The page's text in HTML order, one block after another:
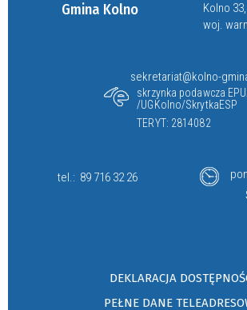
Gmina Kolno
Kolno
woj.
sekretariat@kolno-
skrzynka podawcza
/UGKolno/SkrytkaESP
TERYT: 2814082
tel.: 89 716 32 26
DEKLARACJA
PEŁNE DANE